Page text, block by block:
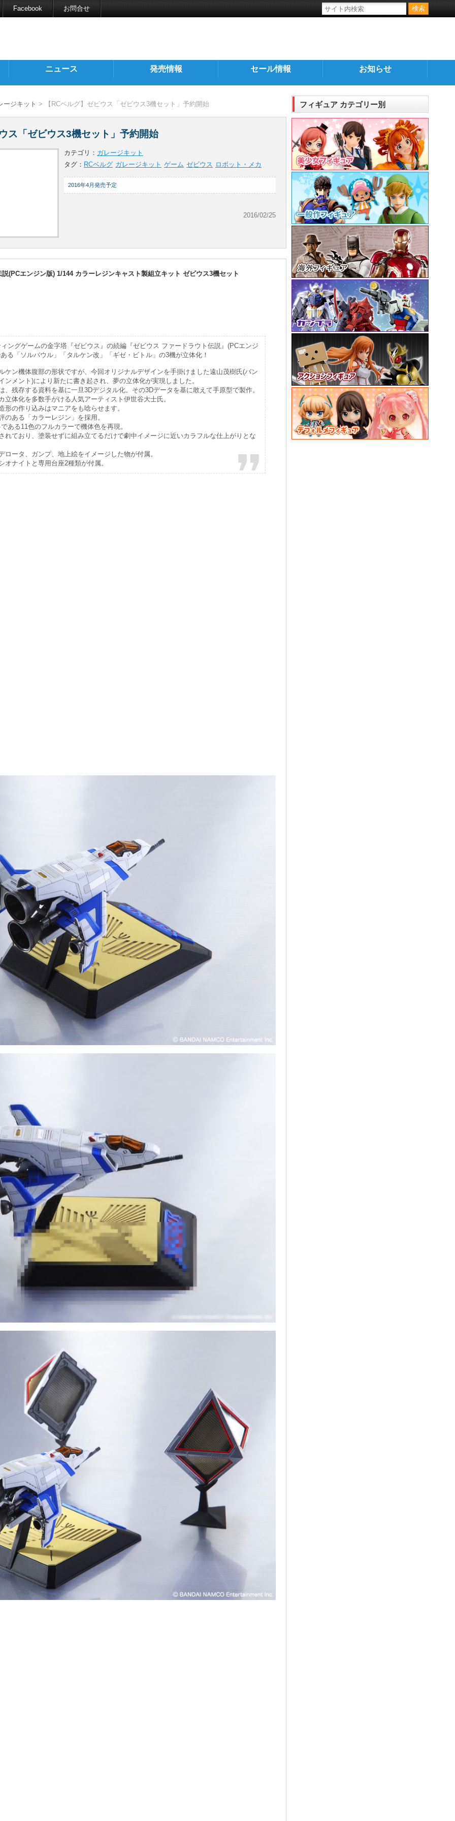
Facebook お問合せ
ニュース 発売情報 セール情報 お知らせ
ージキット > 【RCベルグ】ゼビウス「ゼビウス3機セット」予約開始
ス「ゼビウス3機セット」予約開始
カテゴリ： ガレージキット
タグ： RCベルグ ガレージキット ゲーム ゼビウス ロボット・メカ
2016/02/25
2016年4月発売予定
(PCエンジン版) 1/144 カラーレジンキャスト製組立キット ゼビウス3機セット
ングゲームの金字塔『ゼビウス』の続編『ゼビウス ファードラウト伝説』(PCエンジ
る「ソルバウル」「タルケン改」「ギゼ・ビトル」の3機が立体化！
ケン機体腹部の形状ですが、今回オリジナルデザインを手掛けました遠山茂樹氏(バン
ンメント)により新たに書き起され、夢の立体化が実現しました。
、残存する資料を基に一旦3Dデジタル化。その3Dデータを基に敢えて手原型で製作。
立体化を多数手がける人気アーティスト伊世谷大士氏。
形の作り込みはマニアをも唸らせます。
のある「カラーレジン」を採用。
ある11色のフルカラーで機体色を再現。
れており、塗装せずに組み立てるだけで劇中イメージに近いカラフルな仕上がりとな
ロータ、ガンプ、地上絵をイメージした物が付属。
オナイトと専用台座2種類が付属。
フィギュア カテゴリー別